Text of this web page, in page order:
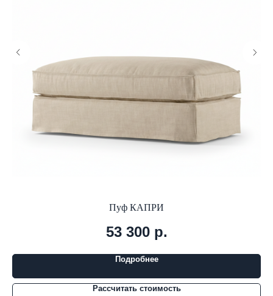
Пуф КАПРИ
53 300 р.
Подробнее
Рассчитать стоимость